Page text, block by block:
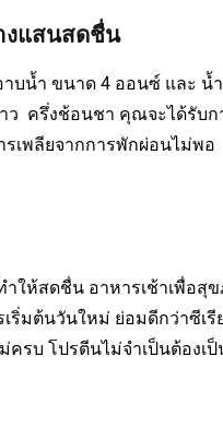
งแสนสดชื่น
บน้ำ ขนาด 4 ออนซ์ และ
ครึ่งช้อนชา คุณจะได้รับ
รเพลียจากการพักผ่อนไม่พอ
ให้สดชื่น อาหารเช้าเพื่อสุ
ริ่มต้นวันใหม่ ย่อมดีกว่าซีเ
รบ โปรตีนไม่จำเป็นต้องเป็